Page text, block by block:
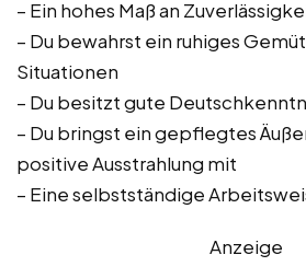
– Ein hohes Maß an
– Du bewahrst ein ruhiges
Situationen
– Du besitzt gute
– Du bringst ein gepflegtes
positive Ausstrahlung mit
– Eine selbstständige
Anzeige